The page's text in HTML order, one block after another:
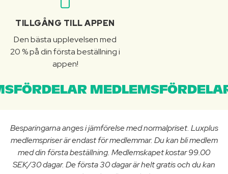
TILLGÅNG TILL APPEN
Den bästa upplevelsen med
20 % på din första beställning i
appen!
Besparingarna anges i jämförelse med normalpriset. Luxplus
medlemspriser är endast för medlemmar. Du kan bli medlem
med din första beställning. Medlemskapet kostar 99.00
SEK/30 dagar. De första 30 dagar är helt gratis och du kan